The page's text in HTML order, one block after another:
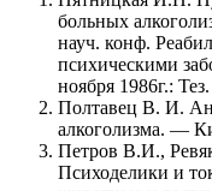
больных
науч. конф.
психическими
ноября 1986г.:
Полтавец В. И.
алкоголизма. —
Петров В.И.,
Психоделики и